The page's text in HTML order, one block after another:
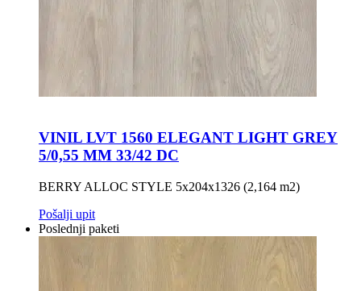
VINIL LVT 1560 ELEGANT LIGHT GREY
5/0,55 MM 33/42 DC
BERRY ALLOC STYLE 5x204x1326 (2,164 m2)
Pošalji upit
Poslednji paketi